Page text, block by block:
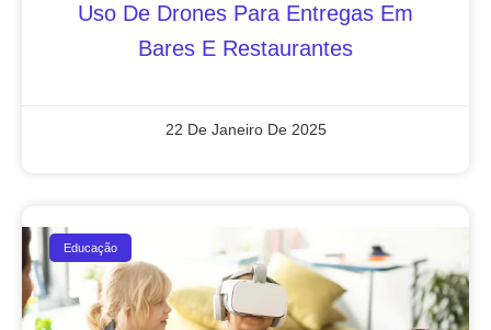
Uso De Drones Para Entregas Em
Bares E Restaurantes
22 De Janeiro De 2025
Educação